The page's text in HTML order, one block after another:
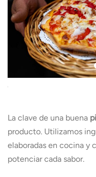
La clave de una buena
producto. Utilizamos
elaboradas en cocina y
potenciar cada sabor.